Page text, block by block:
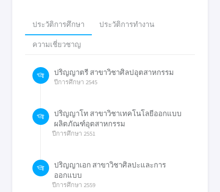
ประวัติการศึกษา ประวัติการทำงาน
ความเชี่ยวชาญ
ปริญญาตรี สาขาวิชาศิลปอุตสาหกรรม
ปีการศึกษา 2545
ปริญญาโท สาขาวิชาเทคโนโลยีออกแบบ
ผลิตภัณฑ์อุตสาหกรรม
ปีการศึกษา 2551
ปริญญาเอก สาขาวิชาศิลปะและการ
ออกแบบ
ปีการศึกษา 2559